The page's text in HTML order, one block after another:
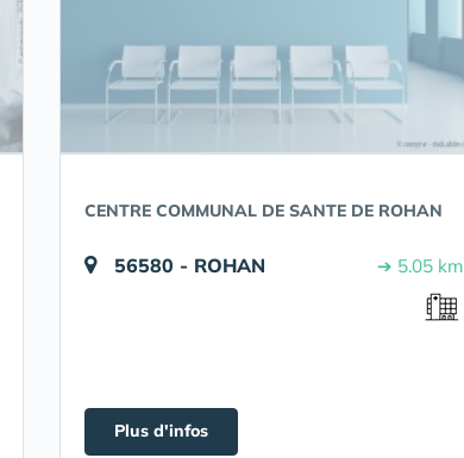
CENTRE COMMUNAL DE SANTE DE ROHAN
56580 - ROHAN ➔ 5.05 km
Plus d'infos